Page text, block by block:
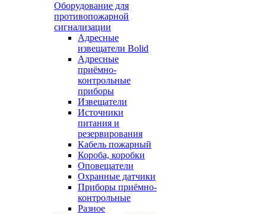
Оборудование для
противопожарной
сигнализации
Адресные
извещатели Bolid
Адресные
приёмно-
контрольные
приборы
Извещатели
Источники
питания и
резервирования
Кабель пожарный
Короба, коробки
Оповещатели
Охранные датчики
Приборы приёмно-
контрольные
Разное